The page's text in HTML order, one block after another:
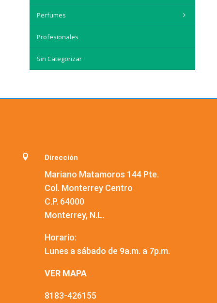
Perfumes
Profesionales
Sin Categorizar
 Dirección
Mariano Matamoros 144 Pte.
Col. Monterrey Centro
C.P. 64000
Monterrey, N.L.
Horario:
Lunes a sábado de 9a.m. a 7p.m.
VER MAPA
8183-426155